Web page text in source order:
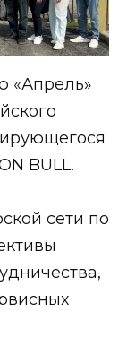
«Апрель»
BULL.
сети по